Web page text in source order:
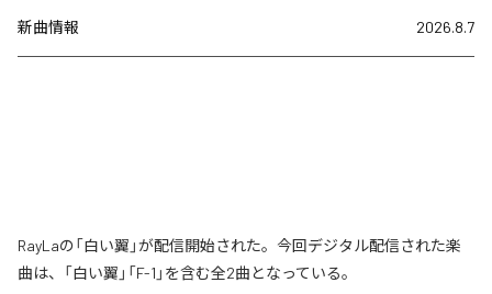
新曲情報 2026.8.7
RayLaの「白い翼」が配信開始された。今回デジタル配信された楽
曲は、「白い翼」「F-1」を含む全2曲となっている。